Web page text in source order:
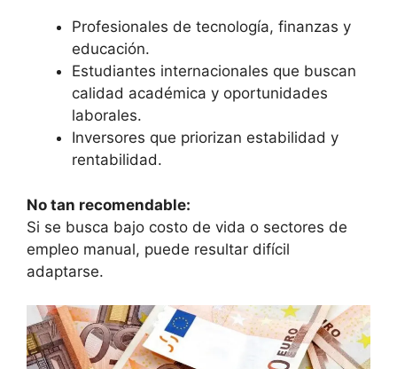
Profesionales de tecnología, finanzas y
educación.
Estudiantes internacionales que buscan
calidad académica y oportunidades
laborales.
Inversores que priorizan estabilidad y
rentabilidad.
No tan recomendable:
Si se busca bajo costo de vida o sectores de
empleo manual, puede resultar difícil
adaptarse.